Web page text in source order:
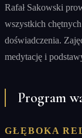
Rafał Sakowski
wszystkich
doświadczenia.
medytację i
Program
GŁĘBOKA